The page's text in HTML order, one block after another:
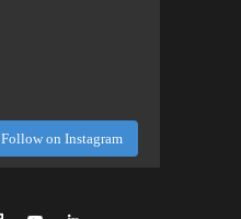
Follow on Instagram